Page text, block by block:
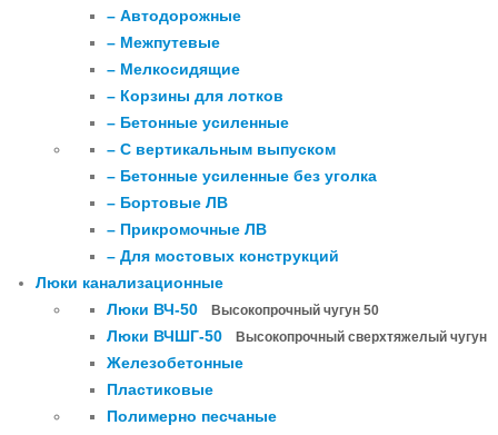
– Автодорожные
– Межпутевые
– Мелкосидящие
– Корзины для лотков
– Бетонные усиленные
– С вертикальным выпуском
– Бетонные усиленные без уголка
– Бортовые ЛВ
– Прикромочные ЛВ
– Для мостовых конструкций
Люки канализационные
Люки ВЧ-50
Высокопрочный чугун 50
Люки ВЧШГ-50 Высокопрочный сверхтяжелый чугун
Железобетонные
Пластиковые
Полимерно песчаные